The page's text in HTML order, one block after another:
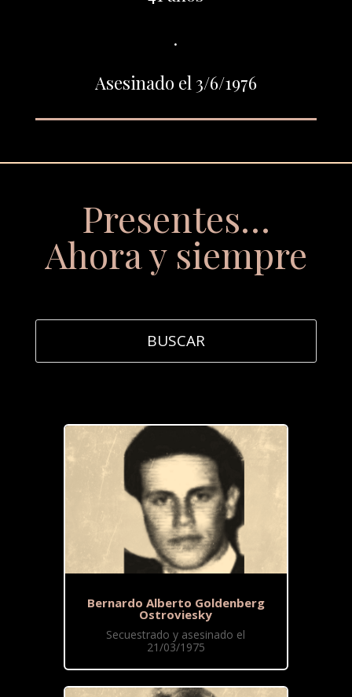
.
Asesinado el 3/6/1976
Presentes…
Ahora y siempre
Bernardo Alberto Goldenberg
Ostroviesky
Secuestrado y asesinado el
21/03/1975